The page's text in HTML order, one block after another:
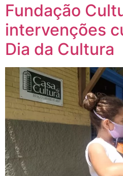
Fundação
intervenções
Dia da Cultura